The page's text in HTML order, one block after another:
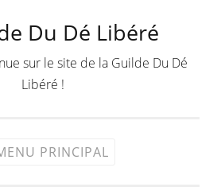
Du Dé Libéré
sur le site de la Guilde Du Dé
Libéré !
PRINCIPAL